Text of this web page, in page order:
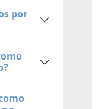
por